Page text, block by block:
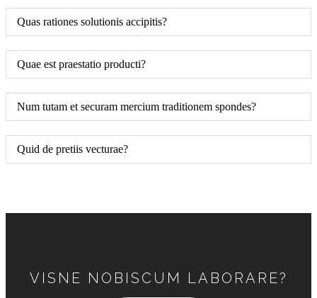
Quas rationes solutionis accipitis?
Quae est praestatio producti?
Num tutam et securam mercium traditionem spondes?
Quid de pretiis vecturae?
VISNE NOBISCUM LABORARE?